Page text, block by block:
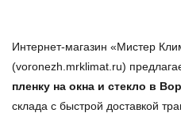
Интернет-магазин «Мистер
(voronezh.mrklimat.ru)
пленку на окна и стекло в
склада с быстрой доставкой